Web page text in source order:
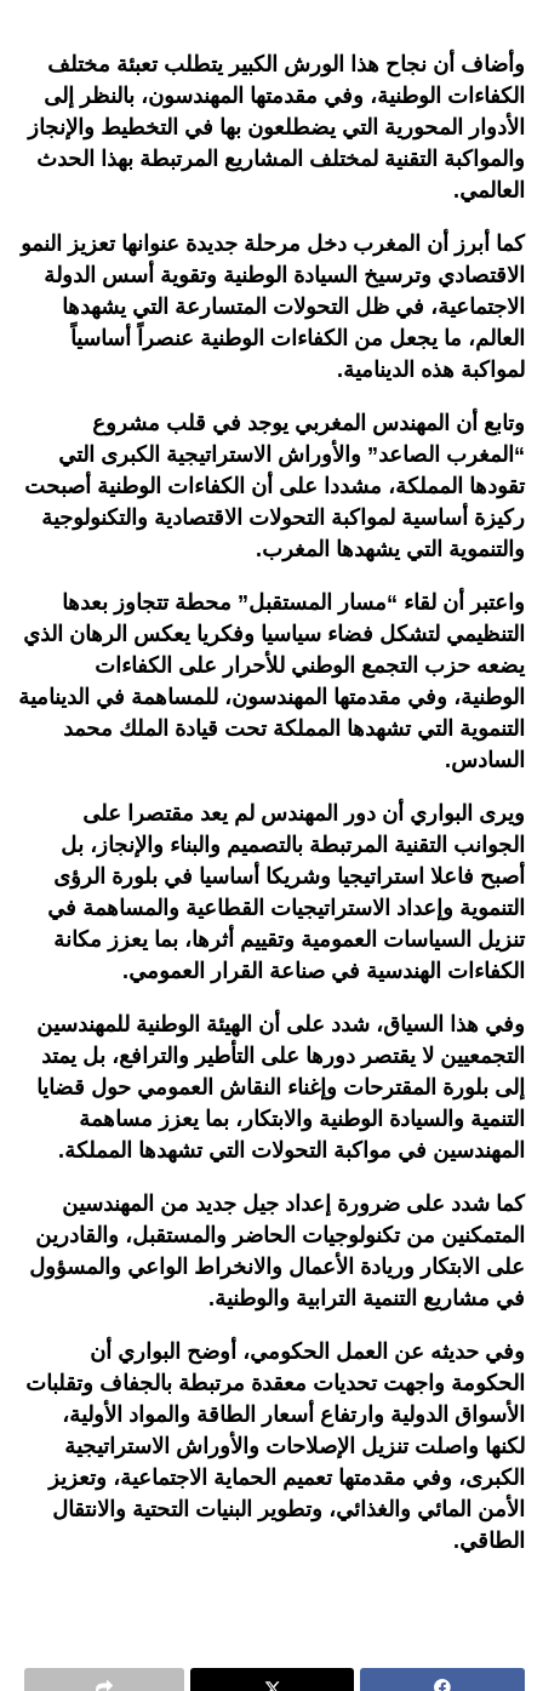
وأضاف أن نجاح هذا الورش الكبير يتطلب تعبئة مختلف
الكفاءات الوطنية، وفي مقدمتها المهندسون، بالنظر إلى
الأدوار المحورية التي يضطلعون بها في التخطيط والإنجاز
والمواكبة التقنية لمختلف المشاريع المرتبطة بهذا الحدث
العالمي.
كما أبرز أن المغرب دخل مرحلة جديدة عنوانها تعزيز النمو
الاقتصادي وترسيخ السيادة الوطنية وتقوية أسس الدولة
الاجتماعية، في ظل التحولات المتسارعة التي يشهدها
العالم، ما يجعل من الكفاءات الوطنية عنصراً أساسياً
لمواكبة هذه الدينامية.
وتابع أن المهندس المغربي يوجد في قلب مشروع
“المغرب الصاعد” والأوراش الاستراتيجية الكبرى التي
تقودها المملكة، مشددا على أن الكفاءات الوطنية أصبحت
ركيزة أساسية لمواكبة التحولات الاقتصادية والتكنولوجية
والتنموية التي يشهدها المغرب.
واعتبر أن لقاء “مسار المستقبل” محطة تتجاوز بعدها
التنظيمي لتشكل فضاء سياسيا وفكريا يعكس الرهان الذي
يضعه حزب التجمع الوطني للأحرار على الكفاءات
الوطنية، وفي مقدمتها المهندسون، للمساهمة في الدينامية
التنموية التي تشهدها المملكة تحت قيادة الملك محمد
السادس.
ويرى البواري أن دور المهندس لم يعد مقتصرا على
الجوانب التقنية المرتبطة بالتصميم والبناء والإنجاز، بل
أصبح فاعلا استراتيجيا وشريكا أساسيا في بلورة الرؤى
التنموية وإعداد الاستراتيجيات القطاعية والمساهمة في
تنزيل السياسات العمومية وتقييم أثرها، بما يعزز مكانة
الكفاءات الهندسية في صناعة القرار العمومي.
وفي هذا السياق، شدد على أن الهيئة الوطنية للمهندسين
التجمعيين لا يقتصر دورها على التأطير والترافع، بل يمتد
إلى بلورة المقترحات وإغناء النقاش العمومي حول قضايا
التنمية والسيادة الوطنية والابتكار، بما يعزز مساهمة
المهندسين في مواكبة التحولات التي تشهدها المملكة.
كما شدد على ضرورة إعداد جيل جديد من المهندسين
المتمكنين من تكنولوجيات الحاضر والمستقبل، والقادرين
على الابتكار وريادة الأعمال والانخراط الواعي والمسؤول
في مشاريع التنمية الترابية والوطنية.
وفي حديثه عن العمل الحكومي، أوضح البواري أن
الحكومة واجهت تحديات معقدة مرتبطة بالجفاف وتقلبات
الأسواق الدولية وارتفاع أسعار الطاقة والمواد الأولية،
لكنها واصلت تنزيل الإصلاحات والأوراش الاستراتيجية
الكبرى، وفي مقدمتها تعميم الحماية الاجتماعية، وتعزيز
الأمن المائي والغذائي، وتطوير البنيات التحتية والانتقال
الطاقي.